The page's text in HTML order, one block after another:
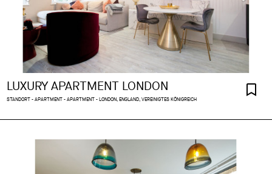
LUXURY APARTMENT LONDON
STANDORT - APARTMENT - APARTMENT - LONDON, ENGLAND, VEREINIGTES KÖNIGREICH